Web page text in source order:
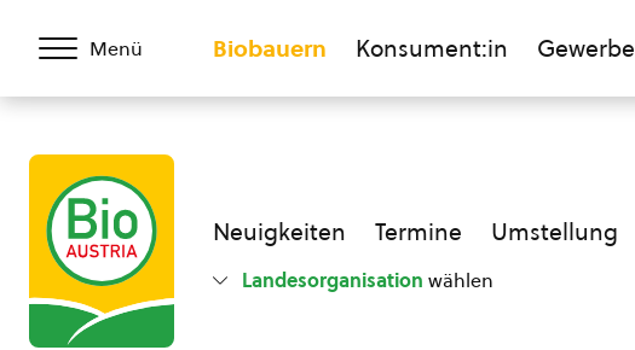
Menü Biobauern Konsument:in Gewerbe
Neuigkeiten Termine Umstellung
Landesorganisation wählen